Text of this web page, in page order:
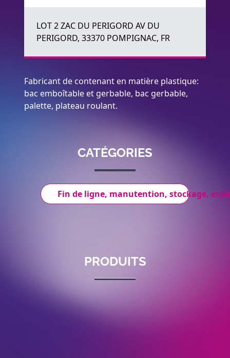
LOT 2 ZAC DU PERIGORD AV DU
PERIGORD, 33370 POMPIGNAC, FR
Fabricant de contenant en matière plastique:
bac emboîtable et gerbable, bac gerbable,
palette, plateau roulant.
CATÉGORIES
Fin de ligne, manutention, stockage,
PRODUITS